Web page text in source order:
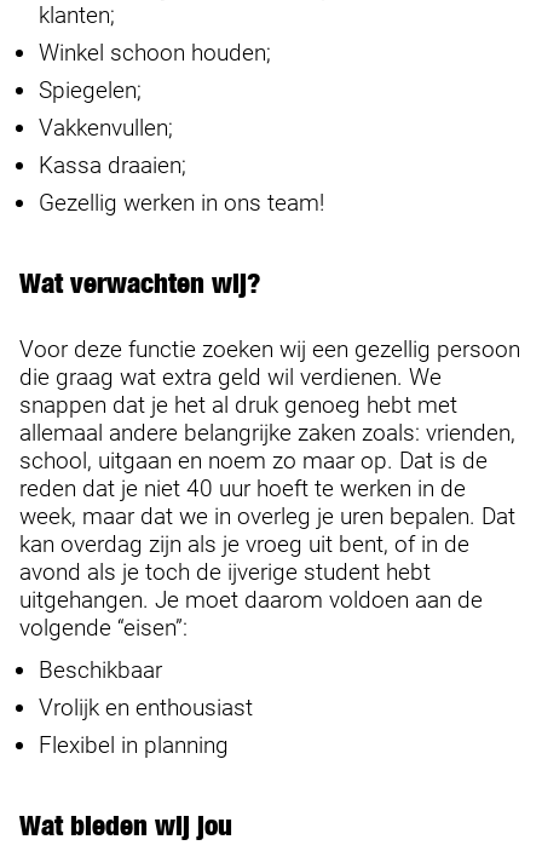
klanten;
Winkel schoon houden;
Spiegelen;
Vakkenvullen;
Kassa draaien;
Gezellig werken in ons team!
Wat verwachten wij?
Voor deze functie zoeken wij een gezellig persoon
die graag wat extra geld wil verdienen. We
snappen dat je het al druk genoeg hebt met
allemaal andere belangrijke zaken zoals: vrienden,
school, uitgaan en noem zo maar op. Dat is de
reden dat je niet 40 uur hoeft te werken in de
week, maar dat we in overleg je uren bepalen. Dat
kan overdag zijn als je vroeg uit bent, of in de
avond als je toch de ijverige student hebt
uitgehangen. Je moet daarom voldoen aan de
volgende “eisen”:
Beschikbaar
Vrolijk en enthousiast
Flexibel in planning
Wat bieden wij jou